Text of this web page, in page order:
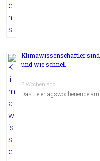
Klimawissenschaftler
und wie schnell
3 Wochen ago
Das Feiertagswochenende